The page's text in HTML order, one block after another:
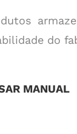
do
MANUAL